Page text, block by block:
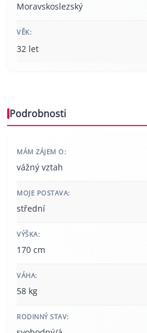
Moravskoslezský
VĚK:
32 let
Podrobnosti
MÁM ZÁJEM O:
vážný vztah
MOJE POSTAVA:
střední
VÝŠKA:
170 cm
VÁHA:
58 kg
RODINNÝ STAV: